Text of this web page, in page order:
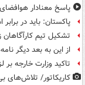
پاسخ معنادار
پاکستان: باید در
تشکیل تیم
از این به بعد دیگر
تاکید وزارت خارجه
کاریکاتور/ تلاش‌های